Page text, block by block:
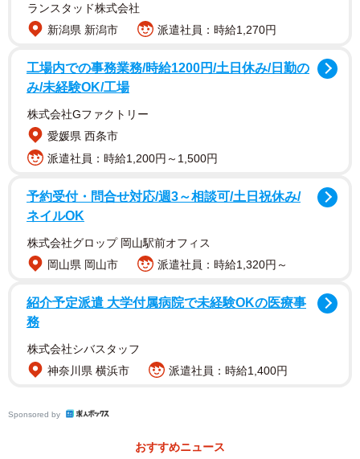
2/3
また、「セブンスター・メンソール・ソリッド・ホワイ
された「セブンスター・ボールド・ブラック」と対をなす
メンソール製品となっている。
ランスタッド株式会社
新潟県 新潟市
派遣社員：時給1,270円
工場内での事務業務/時給1200円/土日休み/日勤の
み/未経験OK/工場
株式会社Gファクトリー
愛媛県 西条市
派遣社員：時給1,200円～1,500円
予約受付・問合せ対応/週3～相談可/土日祝休み/
ネイルOK
株式会社グロップ 岡山駅前オフィス
岡山県 岡山市
派遣社員：時給1,320円～
紹介予定派遣 大学付属病院で未経験OKの医療事
務
株式会社シバスタッフ
神奈川県 横浜市
派遣社員：時給1,400円
Sponsored by
おすすめニュース